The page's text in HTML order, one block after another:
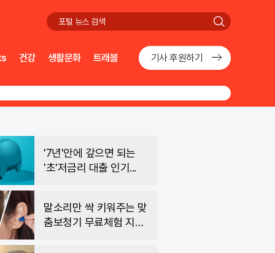
검
건강 생활문화 트래블 기사 후원하기
'7년'안에 갚으면 되는
'초'저금리 대출 인기...
말소리만 싹 키워주는 맞
춤보청기 무료체험 지원